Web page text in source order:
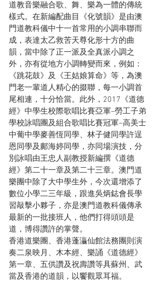
道教音樂融合歌、舞、樂為一體的傳統
樣式。在新編配曲目《化號韻》是由澳
門道教科儀中十一首常用的小調串聯而
成，表達太乙救苦天尊化形十方的曲
韻，當中除了正一派及全真派小調之
外，亦有從地方小調轉變而來，例如：
《跳花鼓》及《王姑娘算命》等，為澳
門老一輩道人精心的掇聯，每一小調首
尾相連，十分恰當。此外，2017《道德
經》中學生校際歌唱比賽亞軍–勞工子弟
學校詠唱團及組合歌唱比賽冠軍–高美士
中葡中學麥善恆同學、林子健同學許逞
恩同學及鄺海婷同學，亦同場演技，分
別詠唱由王忠人副教授新編撰《道德
經》第二十一章及第二十三章。澳門道
樂團中除了大中學生外，今次還增添了
數位小學二三年級，跟進吳炳鋕會長學
習敲擊小夥子，亦是澳門道教科儀傳承
最新的一批接班人，他們打得頭頭是
道，博得讚許的掌聲。
香港道樂團、香港蓬灜仙館法務團則演
奏二泉映月、木本經、樂誦《道德經》
第一章、五供讚及祝壽讚等具蘇州、武
當及香港的道韻，以饗觀眾耳福。